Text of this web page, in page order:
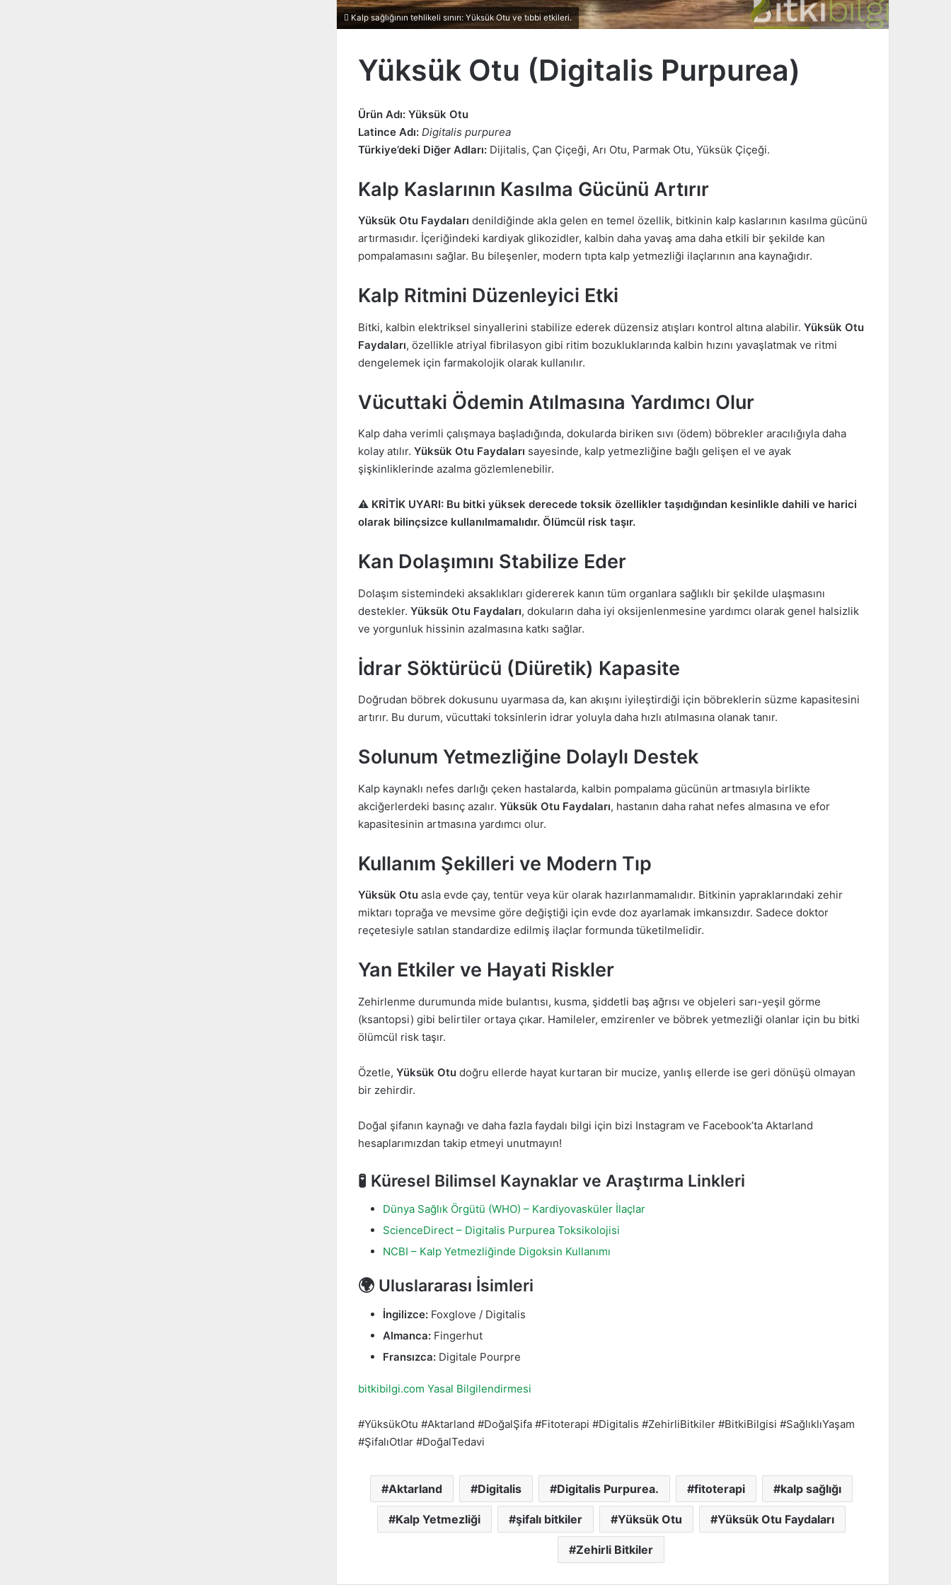
Kalp sağlığının tehlikeli sınırı: Yüksük Otu ve tıbbi etkileri.
Yüksük Otu (Digitalis Purpurea)
Ürün Adı: Yüksük Otu
Latince Adı: Digitalis purpurea
Türkiye’deki Diğer Adları: Dijitalis, Çan Çiçeği, Arı Otu, Parmak Otu, Yüksük Çiçeği.
Kalp Kaslarının Kasılma Gücünü Artırır
Yüksük Otu Faydaları denildiğinde akla gelen en temel özellik, bitkinin kalp kaslarının kasılma gücünü
artırmasıdır. İçeriğindeki kardiyak glikozidler, kalbin daha yavaş ama daha etkili bir şekilde kan
pompalamasını sağlar. Bu bileşenler, modern tıpta kalp yetmezliği ilaçlarının ana kaynağıdır.
Kalp Ritmini Düzenleyici Etki
Bitki, kalbin elektriksel sinyallerini stabilize ederek düzensiz atışları kontrol altına alabilir. Yüksük Otu
Faydaları, özellikle atriyal fibrilasyon gibi ritim bozukluklarında kalbin hızını yavaşlatmak ve ritmi
dengelemek için farmakolojik olarak kullanılır.
Vücuttaki Ödemin Atılmasına Yardımcı Olur
Kalp daha verimli çalışmaya başladığında, dokularda biriken sıvı (ödem) böbrekler aracılığıyla daha
kolay atılır. Yüksük Otu Faydaları sayesinde, kalp yetmezliğine bağlı gelişen el ve ayak
şişkinliklerinde azalma gözlemlenebilir.
⚠️ KRİTİK UYARI: Bu bitki yüksek derecede toksik özellikler taşıdığından kesinlikle dahili ve harici
olarak bilinçsizce kullanılmamalıdır. Ölümcül risk taşır.
Kan Dolaşımını Stabilize Eder
Dolaşım sistemindeki aksaklıkları gidererek kanın tüm organlara sağlıklı bir şekilde ulaşmasını
destekler. Yüksük Otu Faydaları, dokuların daha iyi oksijenlenmesine yardımcı olarak genel halsizlik
ve yorgunluk hissinin azalmasına katkı sağlar.
İdrar Söktürücü (Diüretik) Kapasite
Doğrudan böbrek dokusunu uyarmasa da, kan akışını iyileştirdiği için böbreklerin süzme kapasitesini
artırır. Bu durum, vücuttaki toksinlerin idrar yoluyla daha hızlı atılmasına olanak tanır.
Solunum Yetmezliğine Dolaylı Destek
Kalp kaynaklı nefes darlığı çeken hastalarda, kalbin pompalama gücünün artmasıyla birlikte
akciğerlerdeki basınç azalır. Yüksük Otu Faydaları, hastanın daha rahat nefes almasına ve efor
kapasitesinin artmasına yardımcı olur.
Kullanım Şekilleri ve Modern Tıp
Yüksük Otu asla evde çay, tentür veya kür olarak hazırlanmamalıdır. Bitkinin yapraklarındaki zehir
miktarı toprağa ve mevsime göre değiştiği için evde doz ayarlamak imkansızdır. Sadece doktor
reçetesiyle satılan standardize edilmiş ilaçlar formunda tüketilmelidir.
Yan Etkiler ve Hayati Riskler
Zehirlenme durumunda mide bulantısı, kusma, şiddetli baş ağrısı ve objeleri sarı-yeşil görme
(ksantopsi) gibi belirtiler ortaya çıkar. Hamileler, emzirenler ve böbrek yetmezliği olanlar için bu bitki
ölümcül risk taşır.
Özetle, Yüksük Otu doğru ellerde hayat kurtaran bir mucize, yanlış ellerde ise geri dönüşü olmayan
bir zehirdir.
Doğal şifanın kaynağı ve daha fazla faydalı bilgi için bizi Instagram ve Facebook’ta Aktarland
hesaplarımızdan takip etmeyi unutmayın!
🧪 Küresel Bilimsel Kaynaklar ve Araştırma Linkleri
Dünya Sağlık Örgütü (WHO) – Kardiyovasküler İlaçlar
ScienceDirect – Digitalis Purpurea Toksikolojisi
NCBI – Kalp Yetmezliğinde Digoksin Kullanımı
🌍 Uluslararası İsimleri
İngilizce: Foxglove / Digitalis
Almanca: Fingerhut
Fransızca: Digitale Pourpre
bitkibilgi.com Yasal Bilgilendirmesi
#YüksükOtu #Aktarland #DoğalŞifa #Fitoterapi #Digitalis #ZehirliBitkiler #BitkiBilgisi #SağlıklıYaşam
#ŞifalıOtlar #DoğalTedavi
Aktarland Digitalis Digitalis Purpurea. fitoterapi kalp sağlığı
Kalp Yetmezliği şifalı bitkiler Yüksük Otu Yüksük Otu Faydaları
Zehirli Bitkiler